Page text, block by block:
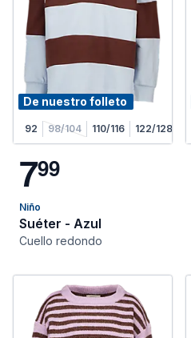
De nuestro folleto
92 98/104 110/116 122/128
799
Niño
Suéter - Azul
Cuello redondo